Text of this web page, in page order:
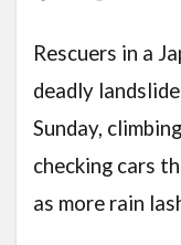
Rescuers in a
deadly
Sunday,
checking cars
as more rain